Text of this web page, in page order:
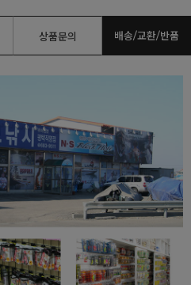
상품문의 배송/교환/반품